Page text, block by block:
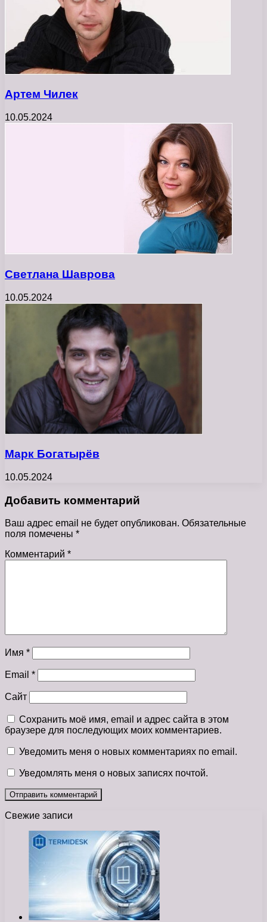
Артем Чилек
10.05.2024
Светлана Шаврова
10.05.2024
Марк Богатырёв
10.05.2024
Добавить комментарий
Ваш адрес email не будет опубликован. Обязательные
поля помечены *
Комментарий *
Имя *
Email *
Сайт
Сохранить моё имя, email и адрес сайта в этом
браузере для последующих моих комментариев.
Уведомить меня о новых комментариях по email.
Уведомлять меня о новых записях почтой.
Свежие записи